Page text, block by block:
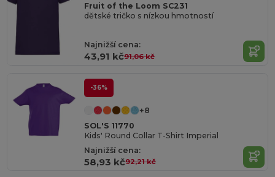
Fruit of the Loom SC231
dětské tričko s nízkou hmotností
Najnižší cena:
43,91 kč91,06 kč
-36%
+8
SOL'S 11770
Kids' Round Collar T-Shirt Imperial
Najnižší cena:
58,93 kč92,21 kč